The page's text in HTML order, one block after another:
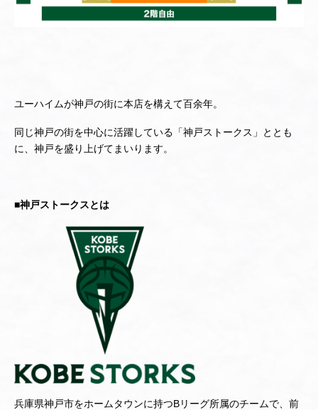
ユーハイムが神戸の街に本店を構えて百余年。
同じ神戸の街を中心に活躍している「神戸ストークス」ととも
に、神戸を盛り上げてまいります。
■神戸ストークスとは
兵庫県神戸市をホームタウンに持つBリーグ所属のチームで、前